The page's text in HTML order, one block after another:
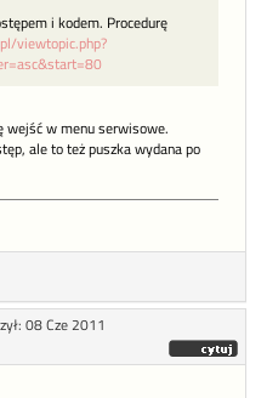
i kodem. Procedurę
viewtopic.php?
wejść w menu serwisowe.
ale to też puszka wydana po
08 Cze 2011